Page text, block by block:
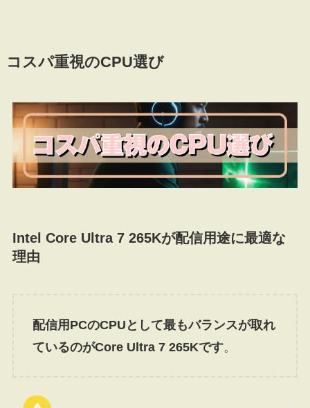
コスパ重視のCPU選び
Intel Core Ultra 7 265Kが配信用途に最適な
理由
配信用PCのCPUとして最もバランスが取れ
ているのがCore Ultra 7 265Kです。